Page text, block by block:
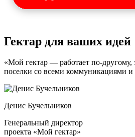
Гектар для ваших идей
«Мой гектар — работает по-
поселки со всеми коммуникациями и
Денис Бучельников
Генеральный директор
проекта «Мой гектар»